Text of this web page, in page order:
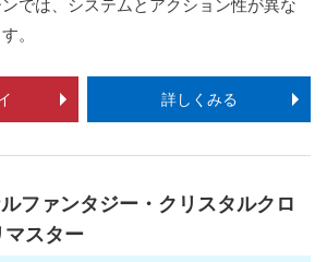
では、システムとアクション性が異な
。
詳しくみる
ファンタジー・クリスタルクロ
マスター